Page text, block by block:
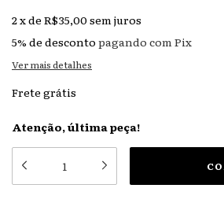
2xde R$35,00 sem juros
5% de desconto pagando com Pix
Ver mais detalhes
Frete grátis
Atenção, última peça!